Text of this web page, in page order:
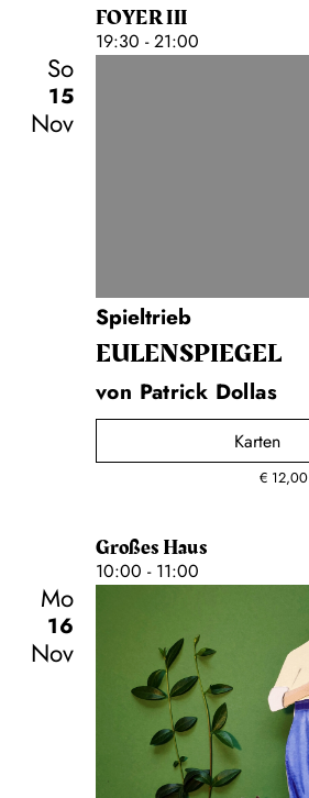
FOYER III
19:30 - 21:00
So
15
Nov
Spieltrieb
EULENSPIEGEL
von Patrick Dollas
Karten
€ 12,00
Großes Haus
10:00 - 11:00
Mo
16
Nov